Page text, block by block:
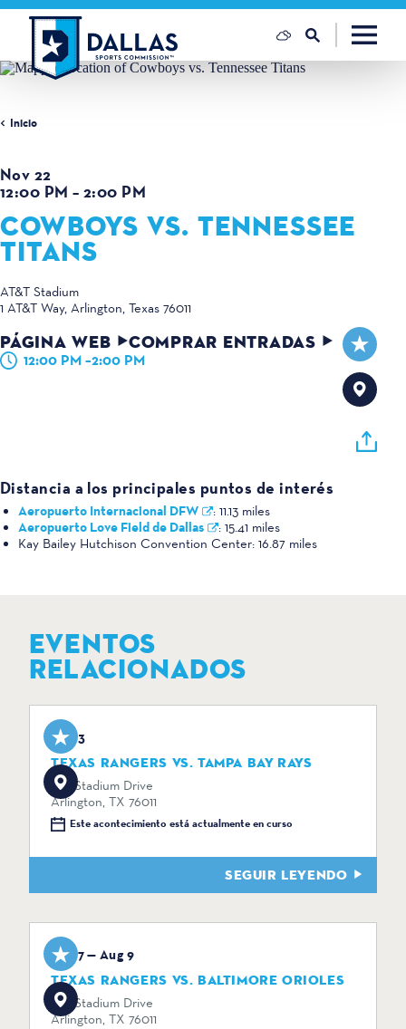
Ir al contenido
Inicio
Nov 22
12:00 PM – 2:00 PM
COWBOYS VS. TENNESSEE
TITANS
AT&T Stadium
1 AT&T Way Arlington, Texas 76011
PÁGINA WEB COMPRAR ENTRADAS
12:00 PM –2:00 PM
Distancia a los principales puntos de interés
Aeropuerto Internacional DFW : 11.13 miles
Aeropuerto Love Field de Dallas : 15.41 miles
Kay Bailey Hutchison Convention Center: 16.87 miles
EVENTOS
RELACIONADOS
Aug 3
TEXAS RANGERS VS. TAMPA BAY RAYS
734 Stadium Drive
Arlington, TX 76011
Este acontecimiento está actualmente en curso
SEGUIR LEYENDO
Aug 7 — Aug 9
TEXAS RANGERS VS. BALTIMORE ORIOLES
734 Stadium Drive
Arlington, TX 76011